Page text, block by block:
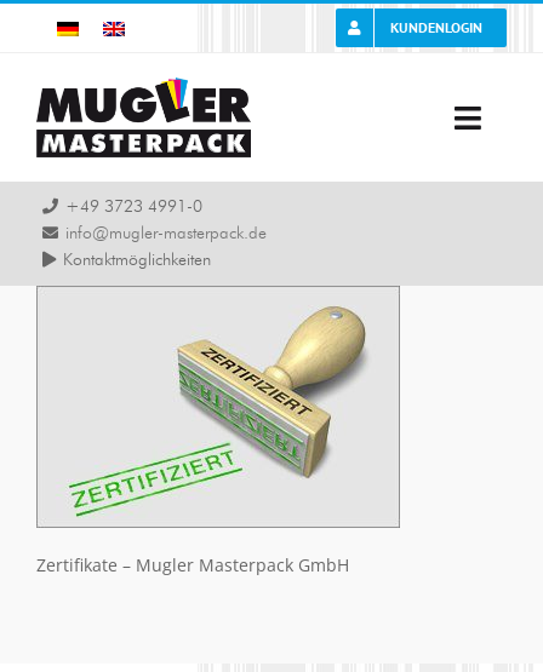
Zum
KUNDENLOGIN
Toggle
Unternehmen
Karriere
Branchen
+49 3723 4991-0
info@mugler-masterpack.de
Kontaktmöglichkeiten
Zertifikate – Mugler Masterpack GmbH